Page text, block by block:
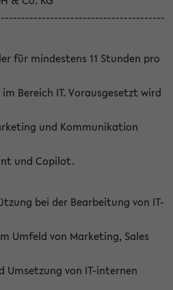
für mindestens 11 Stunden pro
Bereich IT. Vorausgesetzt wird
und Kommunikation
und Copilot.
bei der Bearbeitung von IT-
Umfeld von Marketing, Sales
Umsetzung von IT-internen